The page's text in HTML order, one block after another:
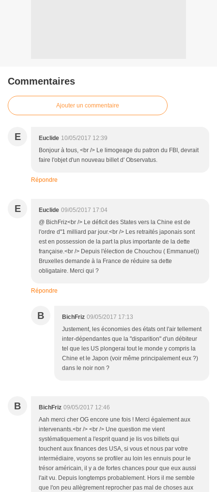
Commentaires
Ajouter un commentaire
E Euclide 10/05/2017 12:39
Bonjour à tous, <br /> Le limogeage du patron du FBI, devrait
faire l'objet d'un nouveau billet d' Observatus.
Répondre
E Euclide 09/05/2017 17:04
@ BichFriz<br /> Le déficit des States vers la Chine est de
l'ordre d''1 milliard par jour.<br /> Les retraités japonais sont
est en possession de la part la plus importante de la dette
française.<br /> Depuis l'élection de Chouchou ( Emmanuel))
Bruxelles demande à la France de réduire sa dette
obligataire. Merci qui ?
Répondre
B BichFriz 09/05/2017 17:13
Justement, les économies des états ont l'air tellement
inter-dépendantes que la "disparition" d'un débiteur
tel que les US plongerai tout le monde y compris la
Chine et le Japon (voir même principalement eux ?)
dans le noir non ?
B BichFriz 09/05/2017 12:46
Aah merci cher OG encore une fois ! Merci également aux
intervenants.<br /> <br /> Une question me vient
systématiquement a l'esprit quand je lis vos billets qui
touchent aux finances des USA, si vous et nous par votre
intermédiaire, voyons se profiler au loin les ennuis pour le
trésor américain, il y a de fortes chances pour que eux aussi
l'ait vu. Depuis longtemps probablement. Hors il me semble
que l'on peu allègrement reprocher pas mal de choses aux